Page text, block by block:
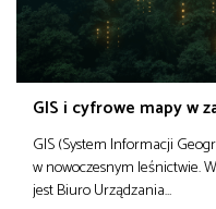
GIS i cyfrowe mapy w
GIS (System Informacji
w nowoczesnym leśnictwie.
jest Biuro Urządzania…